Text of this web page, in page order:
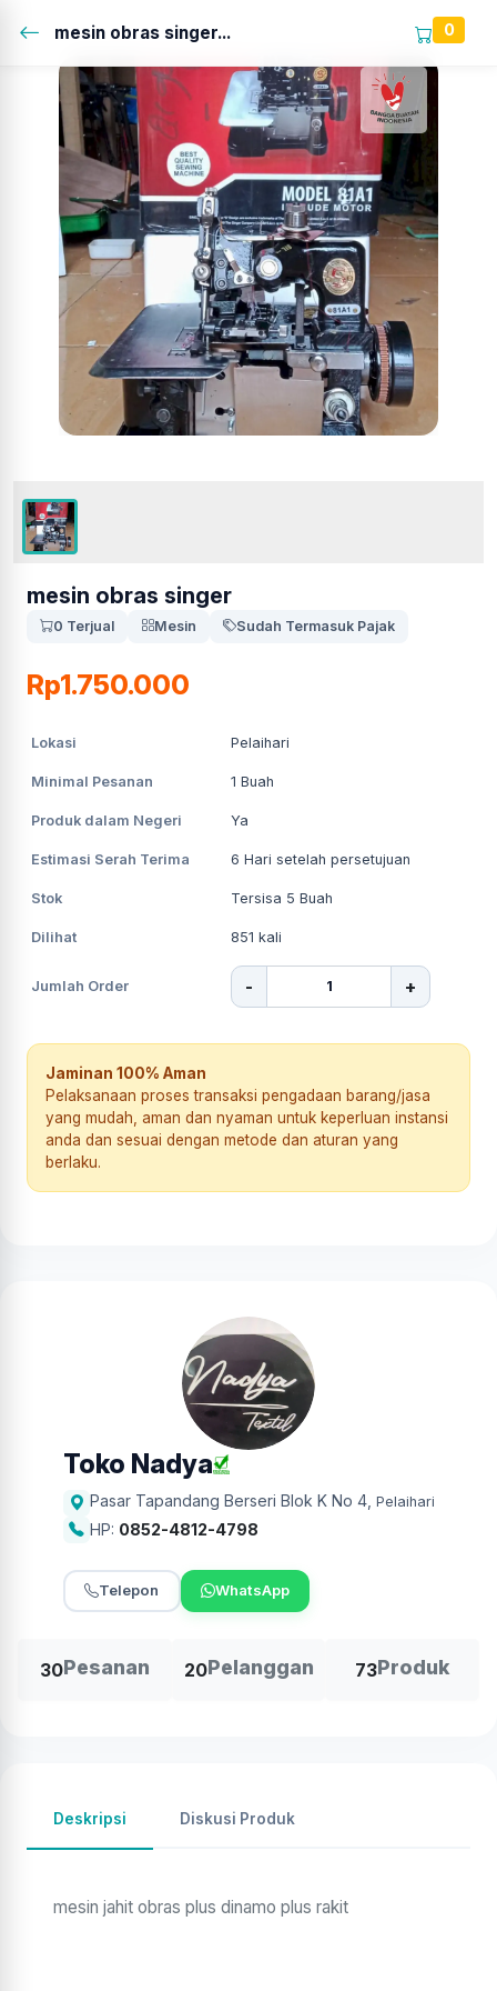
mesin obras singer... 0
mesin obras singer
0 Terjual Mesin Sudah Termasuk Pajak
Rp1.750.000
Lokasi Pelaihari
Minimal Pesanan 1 Buah
Produk dalam Negeri Ya
Estimasi Serah Terima 6 Hari setelah persetujuan
Stok Tersisa 5 Buah
Dilihat 851 kali
Jumlah Order - +
Jaminan 100% Aman
Pelaksanaan proses transaksi pengadaan barang/jasa
yang mudah, aman dan nyaman untuk keperluan instansi
anda dan sesuai dengan metode dan aturan yang
berlaku.
Toko Nadya
Pasar Tapandang Berseri Blok K No 4, Pelaihari
HP: 0852-4812-4798
Telepon WhatsApp
30Pesanan 20Pelanggan 73Produk
Deskripsi Diskusi Produk
mesin jahit obras plus dinamo plus rakit